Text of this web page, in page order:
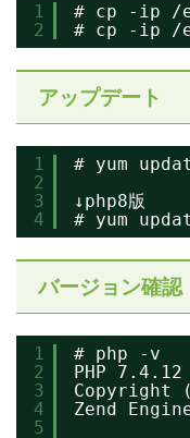
1
2
# cp -ip /
# cp -ip /
アップデート
1
2
3
4
# yum
↓php8版
# yum
バージョン確認
1
2
3
4
5
# php -v
PHP
Copyright
Zend